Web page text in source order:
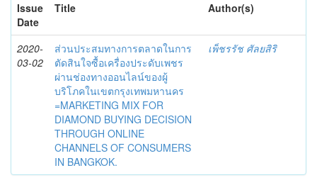
Issue
Date
Title Author(s)
2020-
03-02
ส่วนประสมทางการตลาดในการ
ตัดสินใจซื้อเครื่องประดับเพชร
ผ่านช่องทางออนไลน์ของผู้
บริโภคในเขตกรุงเทพมหานคร
=MARKETING MIX FOR
DIAMOND BUYING DECISION
THROUGH ONLINE
CHANNELS OF CONSUMERS
IN BANGKOK.
เพ็ชรรัช ศัลยสิริ